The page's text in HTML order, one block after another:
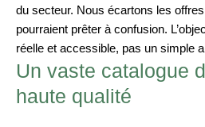
du secteur. Nous écartons les
pourraient prêter à confusion.
réelle et accessible, pas un simple
Un vaste catalogue
haute qualité